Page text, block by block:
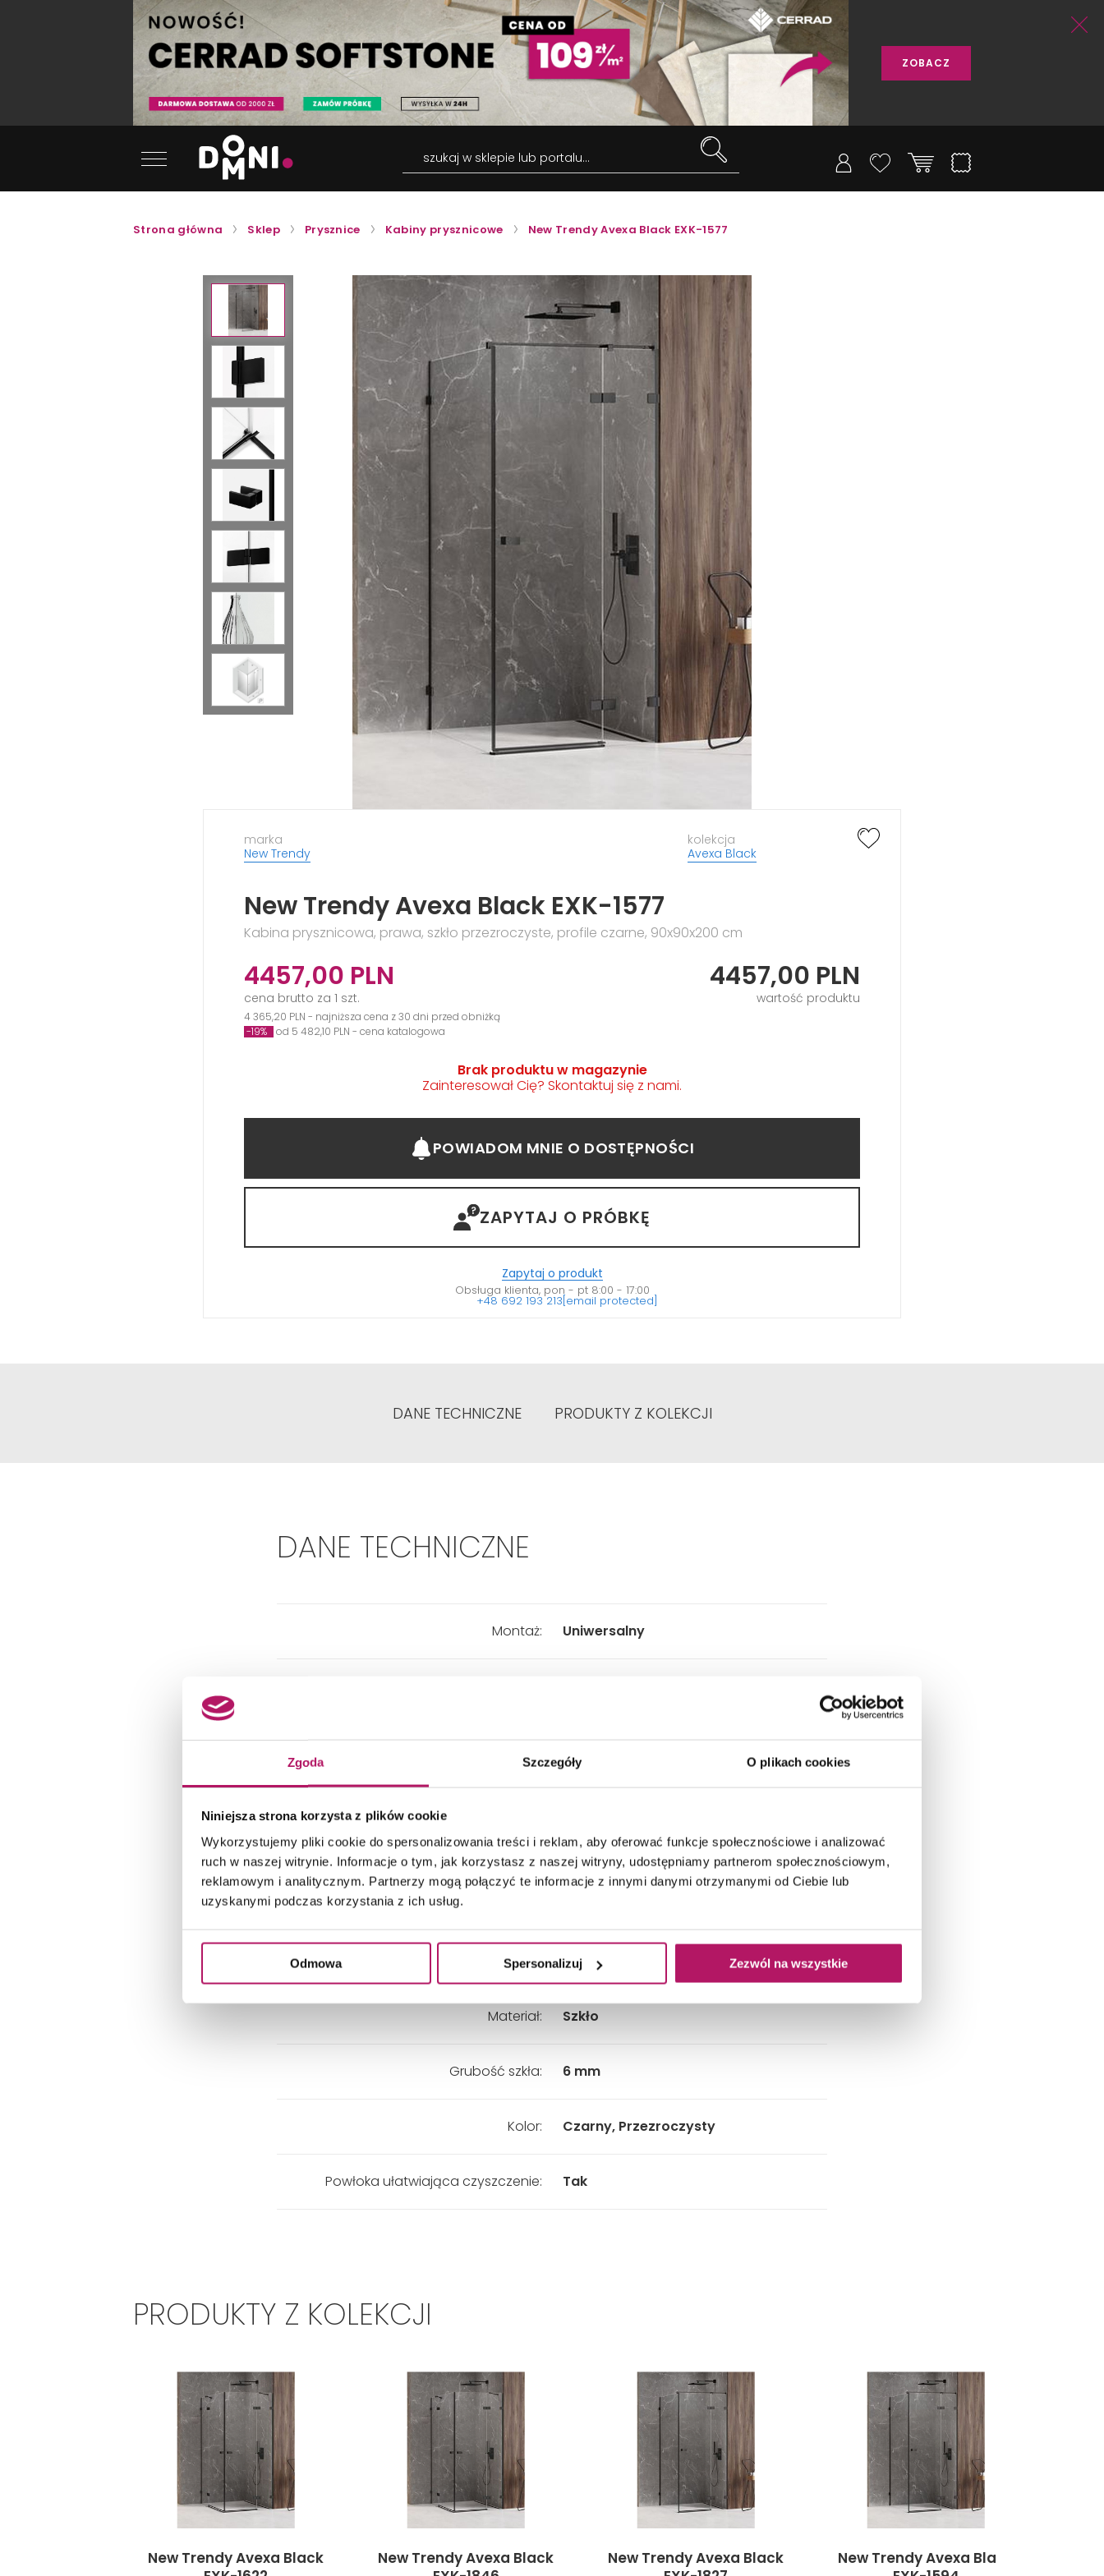
Zgoda Szczegóły O plikach cookies
Niniejsza strona korzysta z plików cookie
Wykorzystujemy pliki cookie do spersonalizowania treści i reklam, aby oferować funkcje społecznościowe i analizować
ruch w naszej witrynie. Informacje o tym, jak korzystasz z naszej witryny, udostępniamy partnerom społecznościowym,
reklamowym i analitycznym. Partnerzy mogą połączyć te informacje z innymi danymi otrzymanymi od Ciebie lub
uzyskanymi podczas korzystania z ich usług.
Odmowa Spersonalizuj Zezwól na wszystkie
ZOBACZ
szukaj w sklepie lub portalu...
Strona główna Sklep Prysznice Kabiny prysznicowe New Trendy Avexa Black EXK-1577
marka
New Trendy
kolekcja
Avexa Black
New Trendy Avexa Black EXK-1577
Kabina prysznicowa, prawa, szkło przezroczyste, profile czarne, 90x90x200 cm
4457,00 PLN
cena brutto za 1 szt.
4457,00 PLN
wartość produktu
4 365,20 PLN - najniższa cena z 30 dni przed obniżką
-19%
od 5 482,10 PLN - cena katalogowa
Brak produktu w magazynie
Zainteresował Cię? Skontaktuj się z nami.
POWIADOM MNIE O DOSTĘPNOŚCI
ZAPYTAJ O PRÓBKĘ
Zapytaj o produkt
Obsługa klienta, pon - pt 8:00 - 17:00
+48 692 193 213[email protected]
DANE TECHNICZNE PRODUKTY Z KOLEKCJI
DANE TECHNICZNE
Montaż: Uniwersalny
Sposób otwierania: Skrzydłowy
Głębokość: 900 mm
Wariant: Prawy
Materiał: Szkło
Grubość szkła: 6 mm
Kolor: Czarny, Przezroczysty
Powłoka ułatwiająca czyszczenie: Tak
PRODUKTY Z KOLEKCJI
New Trendy Avexa Black
New Trendy Avexa Black
New Trendy Avexa Black
New Trendy Avexa Black